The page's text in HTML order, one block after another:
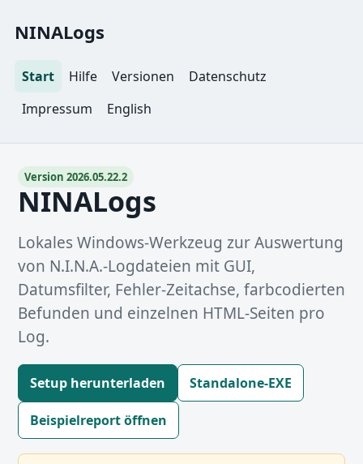
NINALogs
Start Hilfe Versionen
Datenschutz
Impressum
English
Version 2026.05.22.2
NINALogs
Lokales Windows-Werkzeug zur Auswertung
von N.I.N.A.-Logdateien mit GUI,
Datumsfilter, Fehler-Zeitachse, farbcodierten
Befunden und einzelnen HTML-Seiten pro
Log.
Setup herunterladen Standalone-EXE
Beispielreport öffnen